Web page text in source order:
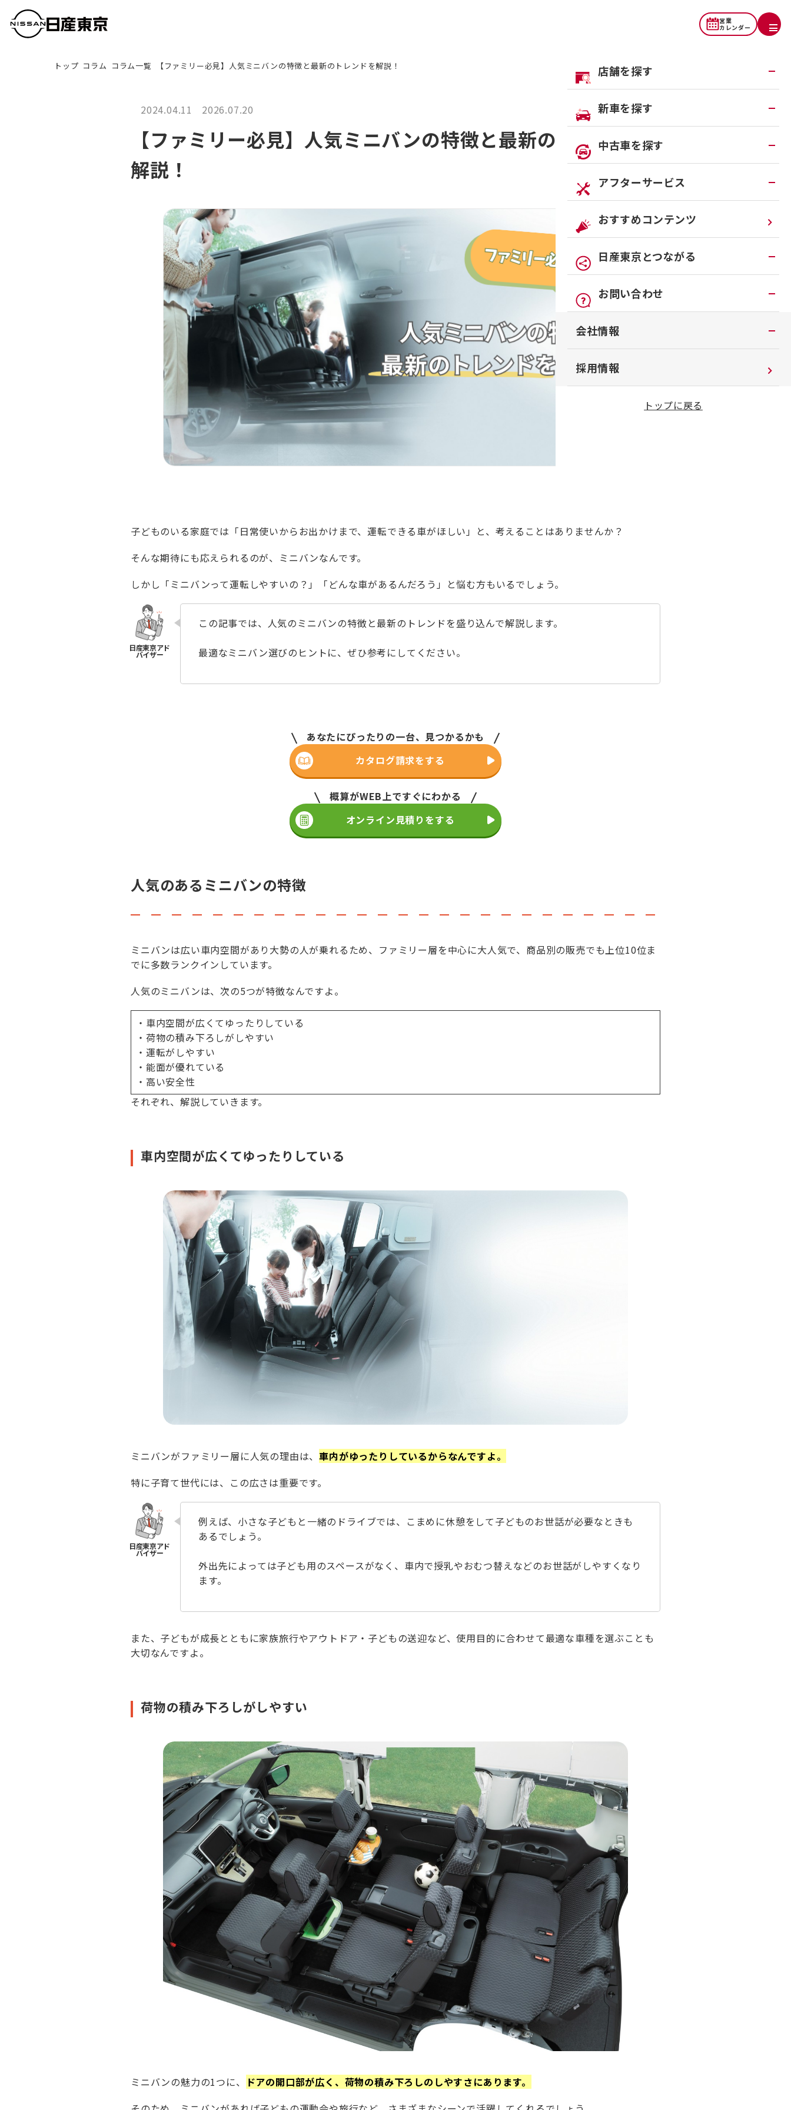
営業
カレンダー
店舗を探す
地域から探す
一覧から探す
店舗リニューアル情報
店舗統合・移転のお知らせ
営業カレンダー
新車を探す
試乗車・展示車検索
福祉車両（ライフケアビークル）
カスタイマイズサービス
クルマのサブスク（P.O.P）
法人リースオンライン受付
オンライン相談予約
カタログ請求
日産カーライフ保険
中古車を探す
在庫車一覧
中古車ワイド保証
アフターサービス
アフターサービスTOP
メンテナンスネット予約
車検
点検
車検立会い見積り
メンテプロパック
車内空間の商品
おすすめコンテンツ
日産東京とつながる
公式LINEアカウント
店舗ブログ
公式Youtubeアカウント
コラム「クルマと暮らす」
日産車と紡ぐストーリー
お問い合わせ
お問い合わせTOP
チャットサポート
会社情報
会社情報
企業理念
お客さまよりお預かりする大切な書類に
金融商品販売の勧誘方針
採用情報
トップに戻る
トップ コラム コラム一覧 【ファミリー必見】人気ミニバンの特徴と最新のトレンドを解説！
2024.04.11 2026.07.20
【ファミリー必見】人気ミニバンの特徴と最新のトレンドを
解説！
Share
子どものいる家庭では「日常使いからお出かけまで、運転できる車がほしい」と、考えることはありませんか？
そんな期待にも応えられるのが、ミニバンなんです。
しかし「ミニバンって運転しやすいの？」「どんな車があるんだろう」と悩む方もいるでしょう。
この記事では、人気のミニバンの特徴と最新のトレンドを盛り込んで解説します。
最適なミニバン選びのヒントに、ぜひ参考にしてください。
あなたにぴったりの一台、見つかるかも
カタログ請求をする
概算がWEB上ですぐにわかる
オンライン見積りをする
人気のあるミニバンの特徴
ミニバンは広い車内空間があり大勢の人が乗れるため、ファミリー層を中心に大人気で、商品別の販売でも上位10位ま
でに多数ランクインしています。
人気のミニバンは、次の5つが特徴なんですよ。
・車内空間が広くてゆったりしている
・荷物の積み下ろしがしやすい
・運転がしやすい
・能面が優れている
・高い安全性
それぞれ、解説していきます。
車内空間が広くてゆったりしている
ミニバンがファミリー層に人気の理由は、車内がゆったりしているからなんですよ。
特に子育て世代には、この広さは重要です。
例えば、小さな子どもと一緒のドライブでは、こまめに休憩をして子どものお世話が必要なときも
あるでしょう。
外出先によっては子ども用のスペースがなく、車内で授乳やおむつ替えなどのお世話がしやすくなり
ます。
また、子どもが成長とともに家族旅行やアウトドア・子どもの送迎など、使用目的に合わせて最適な車種を選ぶことも
大切なんですよ。
荷物の積み下ろしがしやすい
ミニバンの魅力の1つに、
ドアの開口部が広く、荷物の積み下ろしのしやすさにあります。